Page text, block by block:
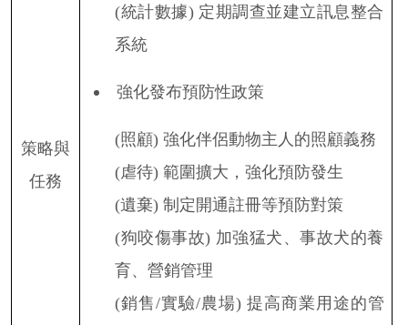
策略與
任務
(統計數據) 定期調查並建立訊息整合
系統
強化發布預防性政策
(照顧)強化伴侶動物主人的照顧義務
(虐待)範圍擴大，強化預防發生
(遺棄)制定開通註冊等預防對策
(狗咬傷事故) 加強猛犬、事故犬的養
育、營銷管理
(銷售/實驗/農場) 提高商業用途的管